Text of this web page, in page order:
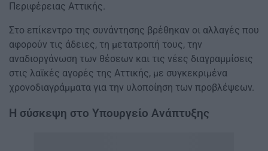
Περιφέρειας Αττικής.
Στο επίκεντρο της συνάντησης βρέθηκαν οι αλλαγές που
αφορούν τις άδειες, τη μετατροπή τους, την
αναδιοργάνωση των θέσεων και τις νέες διαγραμμίσεις
στις λαϊκές αγορές της Αττικής, με συγκεκριμένα
χρονοδιαγράμματα για την υλοποίηση των προβλέψεων.
Η σύσκεψη στο Υπουργείο Ανάπτυξης